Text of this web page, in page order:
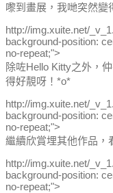
嚟到畫展，我哋突然變
http://img.xuite.net/
background-position:
no-repeat;">
除咗Hello Kitty之外，
得好靚呀！*o*
http://img.xuite.net/
background-position:
no-repeat;">
繼續欣賞埋其他作品，
http://img.xuite.net/
background-position:
no-repeat;">